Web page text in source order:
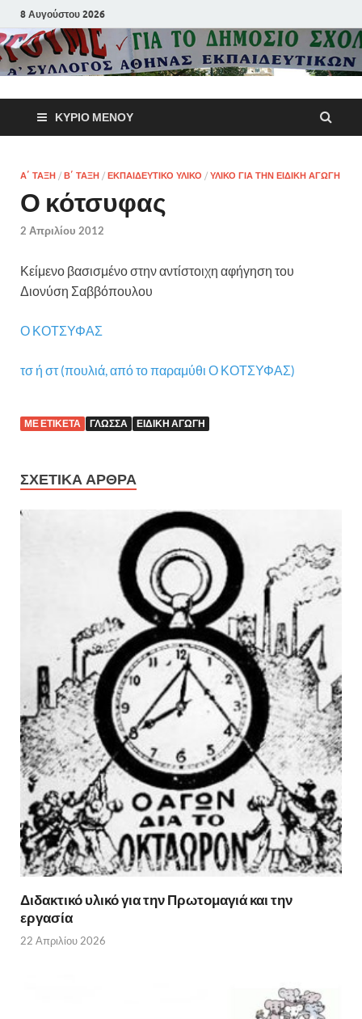
8 Αυγούστου 2026
Α΄
Αθηνών
ΚΎΡΙΟ ΜΕΝΟΎ
Α΄ ΤΆΞΗ / Β΄ ΤΆΞΗ / ΕΚΠΑΙΔΕΥΤΙΚΌ ΥΛΙΚΌ / ΥΛΙΚΌ ΓΙΑ ΤΗΝ ΕΙΔΙΚΉ ΑΓΩΓΉ
Ο κότσυφας
2 Απριλίου 2012
Κείμενο βασισμένο στην αντίστοιχη αφήγηση του
Διονύση Σαββόπουλου
Ο ΚΟΤΣΥΦΑΣ
τσ ή στ (πουλιά, από το παραμύθι Ο ΚΟΤΣΥΦΑΣ)
ΜΕ ΕΤΙΚΈΤΑ ΓΛΏΣΣΑ ΕΙΔΙΚΉ ΑΓΩΓΉ
ΣΧΕΤΙΚΆ ΆΡΘΡΑ
Διδακτικό υλικό για την Πρωτομαγιά και την
εργασία
22 Απριλίου 2026